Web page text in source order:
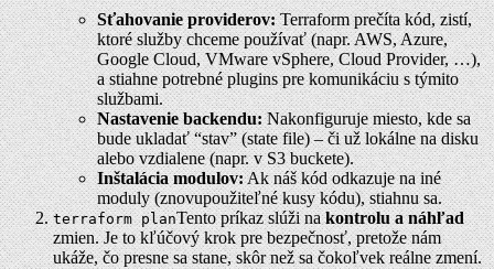
Sťahovanie providerov:Terraform prečíta kód, zistí,
ktoré služby chceme používať (napr. AWS, Azure,
Google Cloud, VMware vSphere, Cloud Provider, …),
a stiahne potrebné plugins pre komunikáciu s týmito
službami.
Nastavenie backendu:Nakonfiguruje miesto, kde sa
bude ukladať “stav” (state file) – či už lokálne na disku
alebo vzdialene (napr. v S3 buckete).
Inštalácia modulov:Ak náš kód odkazuje na iné
moduly (znovupoužiteľné kusy kódu), stiahnu sa.
terraform planTento príkaz slúži nakontrolu a náhľad
zmien. Je to kľúčový krok pre bezpečnosť, pretože nám
ukáže, čo presne sa stane, skôr než sa čokoľvek reálne zmení.